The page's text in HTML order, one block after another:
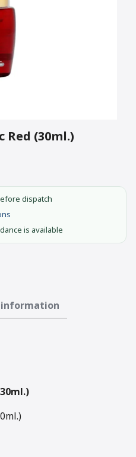
Red (30ml.)
dispatch
is available